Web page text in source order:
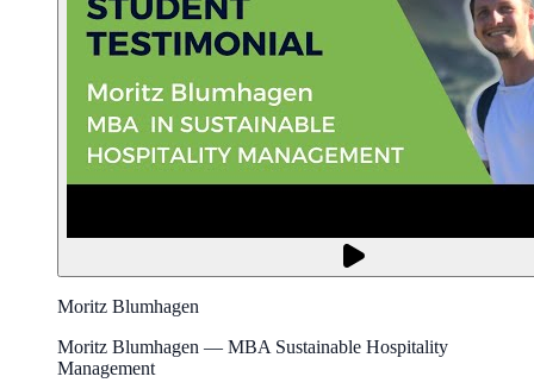
Moritz Blumhagen
Moritz Blumhagen — MBA Sustainable Hospitality
Management